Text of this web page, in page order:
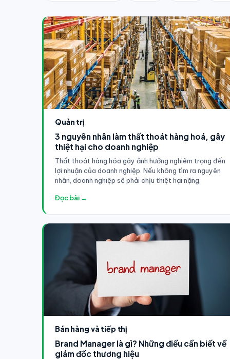
Quản trị
3 nguyên nhân làm thất thoát hàng hoá, gây
thiệt hại cho doanh nghiệp
Thất thoát hàng hóa gây ảnh hưởng nghiêm trọng đến
lợi nhuận của doanh nghiệp. Nếu không tìm ra nguyên
nhân, doanh nghiệp sẽ phải chịu thiệt hại nặng.
Đọc bài →
Bán hàng và tiếp thị
Brand Manager là gì? Những điều cần biết về
giám đốc thương hiệu